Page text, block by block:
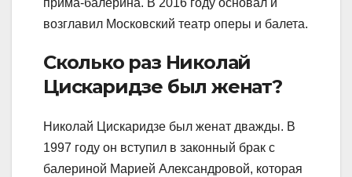
возглавил Московский театр оперы и балета.
Сколько раз Николай
Цискаридзе был женат?
Николай Цискаридзе был женат дважды. В
1997 году он вступил в законный брак с
балериной Марией Александровой, которая